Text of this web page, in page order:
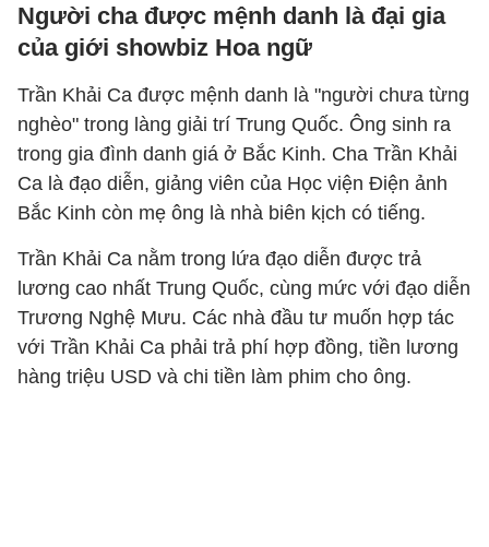
Người cha được mệnh danh là đại gia
của giới showbiz Hoa ngữ
Trần Khải Ca được mệnh danh là "người chưa từng
nghèo" trong làng giải trí Trung Quốc. Ông sinh ra
trong gia đình danh giá ở Bắc Kinh. Cha Trần Khải
Ca là đạo diễn, giảng viên của Học viện Điện ảnh
Bắc Kinh còn mẹ ông là nhà biên kịch có tiếng.
Trần Khải Ca nằm trong lứa đạo diễn được trả
lương cao nhất Trung Quốc, cùng mức với đạo diễn
Trương Nghệ Mưu. Các nhà đầu tư muốn hợp tác
với Trần Khải Ca phải trả phí hợp đồng, tiền lương
hàng triệu USD và chi tiền làm phim cho ông.